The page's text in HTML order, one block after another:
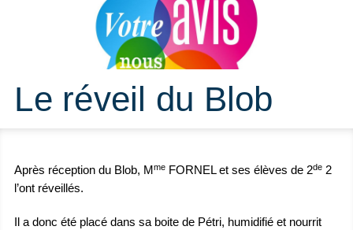
Le réveil du Blob
Après réception du Blob, Mme FORNEL et ses élèves de 2de 2
l’ont réveillés.
Il a donc été placé dans sa boite de Pétri, humidifié et nourrit